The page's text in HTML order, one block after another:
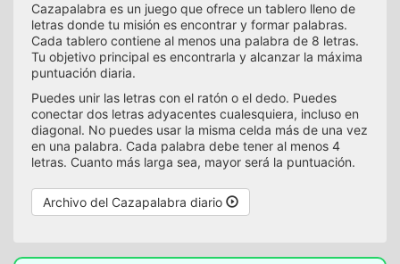
Cazapalabra es un juego que ofrece un tablero lleno de
letras donde tu misión es encontrar y formar palabras.
Cada tablero contiene al menos una palabra de 8 letras.
Tu objetivo principal es encontrarla y alcanzar la máxima
puntuación diaria.
Puedes unir las letras con el ratón o el dedo. Puedes
conectar dos letras adyacentes cualesquiera, incluso en
diagonal. No puedes usar la misma celda más de una vez
en una palabra. Cada palabra debe tener al menos 4
letras. Cuanto más larga sea, mayor será la puntuación.
Archivo del Cazapalabra diario